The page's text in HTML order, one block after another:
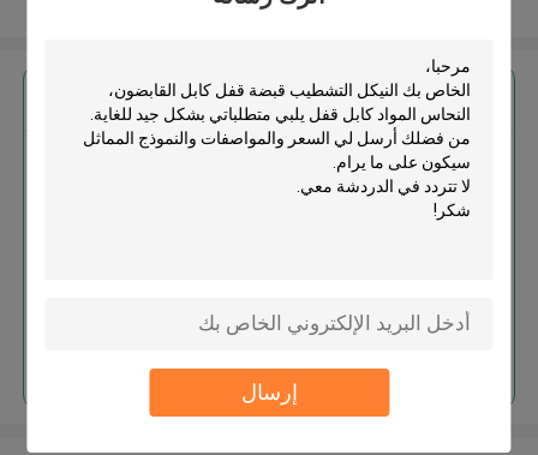
إرسال
احصل على افضل سعر ل
النيكل التشطيب قبضة قفل كابل
القابضون، النحاس المواد كابل قفل